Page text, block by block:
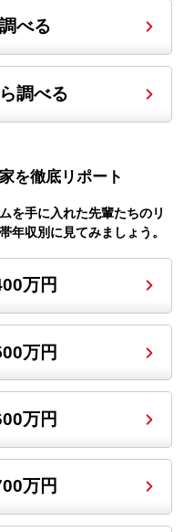
べる
調べる
を徹底リポート
を手に入れた先輩たちのリ
年収別に見てみましょう。
万円
万円
万円
万円